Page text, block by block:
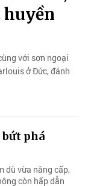
huyền
với sơn ngoại
ở Đức, đánh
phá
dù vừa nâng cấp,
còn hấp dẫn